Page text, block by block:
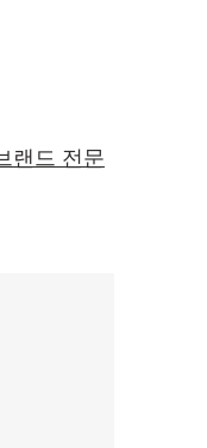
랜드 전문